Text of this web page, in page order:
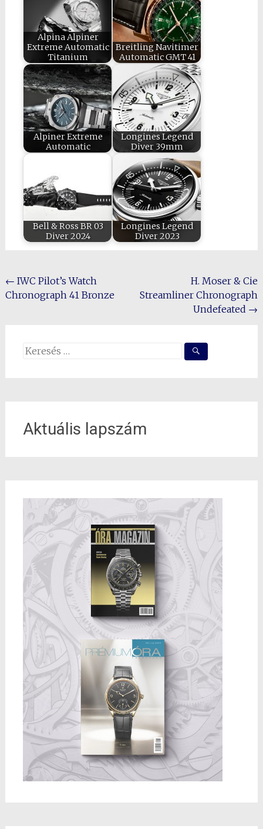
Alpina Alpiner
Extreme Automatic
Titanium
Breitling Navitimer
Automatic GMT 41
Alpiner Extreme
Automatic
Longines Legend
Diver 39mm
Bell & Ross BR 03
Diver 2024
Longines Legend
Diver 2023
Post
navigation
← IWC Pilot’s Watch
Chronograph 41 Bronze
H. Moser & Cie
Streamliner Chronograph
Undefeated →
Search
Aktuális lapszám